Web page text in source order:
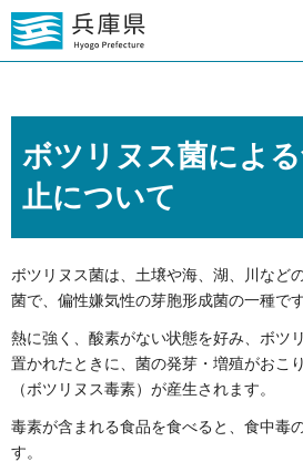
ボツリヌス菌によ
止について
ボツリヌス菌は、土壌や海、湖、川など
菌で、偏性嫌気性の芽胞形成菌の一種です
熱に強く、酸素がない状態を好み、ボツ
置かれたときに、菌の発芽・増殖がおこ
（ボツリヌス毒素）が産生されます。
毒素が含まれる食品を食べると、食中毒
す。